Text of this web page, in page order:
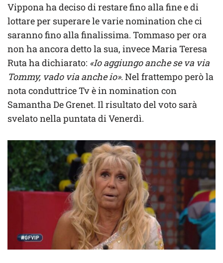
Vippona ha deciso di restare fino alla fine e di
lottare per superare le varie nomination che ci
saranno fino alla finalissima. Tommaso per ora
non ha ancora detto la sua, invece Maria Teresa
Ruta ha dichiarato: «Io aggiungo anche se va via
Tommy, vado via anche io». Nel frattempo però la
nota conduttrice Tv è in nomination con
Samantha De Grenet. Il risultato del voto sarà
svelato nella puntata di Venerdì.